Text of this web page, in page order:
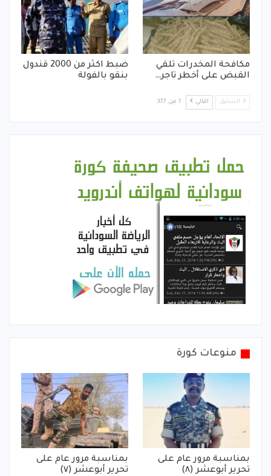
مكافحة المخدرات تلقي
القبض على أخطر تاجر…
ضبط اكثر من 2000 قندول
بنقو بالفولة
السابق التالي 1 من 377
منوعات كورة
بمناسبة مرور عام على
تحرير أبوعشر (٨)
بمناسبة مرور عام على
تحرير أبوعشر (٧)